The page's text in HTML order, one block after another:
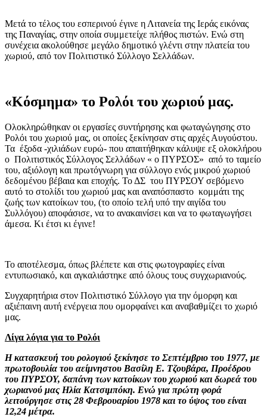
Μετά το τέλος του εσπερινού έγινε η Λιτανεία της Ιεράς εικόνας
της Παναγίας, στην οποία συμμετείχε πλήθος πιστών. Ενώ στη
συνέχεια ακολούθησε μεγάλο δημοτικό γλέντι στην πλατεία του
χωριού, από τον Πολιτιστικό Σύλλογο Σελλάδων.
«Κόσμημα» το Ρολόι του χωριού μας.
Ολοκληρώθηκαν οι εργασίες συντήρησης και φωταγώγησης στο
Ρολόι του χωριού μας, οι οποίες ξεκίνησαν στις αρχές Αυγούστου.
Τα έξοδα -χιλιάδων ευρώ- που απαιτήθηκαν κάλυψε εξ ολοκλήρου
ο Πολιτιστικός Σύλλογος Σελλάδων « ο ΠΥΡΣΟΣ» από το ταμείο
του, αξιόλογη και πρωτόγνωρη για σύλλογο ενός μικρού χωριού
δεδομένου βέβαια και εποχής. Το ΔΣ του ΠΥΡΣΟΥ σεβόμενο
αυτό το στολίδι του χωριού μας και αναπόσπαστο κομμάτι της
ζωής των κατοίκων του, (το οποίο τελή υπό την αιγίδα του
Συλλόγου) αποφάσισε, να το ανακαινίσει και να το φωταγωγήσει
άμεσα. Κι έτσι κι έγινε!
Το αποτέλεσμα, όπως βλέπετε και στις φωτογραφίες είναι
εντυπωσιακό, και αγκαλιάστηκε από όλους τους συγχωριανούς.
Συγχαρητήρια στον Πολιτιστικό Σύλλογο για την όμορφη και
αξιέπαινη αυτή ενέργεια που ομορφαίνει και αναβαθμίζει το χωριό
μας.
Λίγα λόγια για το Ρολόι
Η κατασκευή του ρολογιού ξεκίνησε το Σεπτέμβριο του 1977, με
πρωτοβουλία του αείμνηστου Βασίλη Ε. Τζουβάρα, Προέδρου
του ΠΥΡΣΟΥ, δαπάνη των κατοίκων του χωριού και δωρεά του
χωριανού μας Ηλία Κατσιμπόκη. Ενώ για πρώτη φορά
λειτούργησε στις 28 Φεβρουαρίου 1978 και το ύψος του είναι
12,24 μέτρα.